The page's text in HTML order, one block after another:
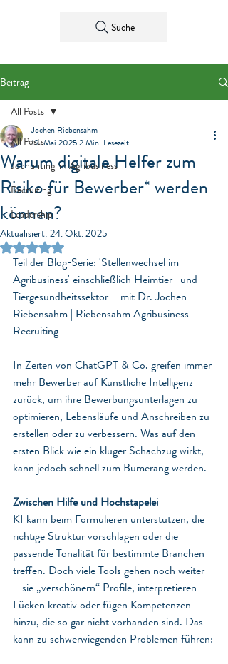
Suche
Beitrag
All Posts
Jobhunting im Agribusiness
Recruiting
Leadership
All Posts
Warum digitale Helfer zum
Risiko für Bewerber* werden
können?
Jochen Riebensahm
19. Mai 20252 Min. Lesezeit
Aktualisiert: 24. Okt. 2025
Mit NaN von 5 Sternen bewertet.
Teil der Blog-Serie: 'Stellenwechsel im
Agribusiness' einschließlich Heimtier- und
Tiergesundheitssektor – mit Dr. Jochen
Riebensahm | Riebensahm Agribusiness
Recruiting
In Zeiten von ChatGPT & Co. greifen immer
mehr Bewerber auf Künstliche Intelligenz
zurück, um ihre Bewerbungsunterlagen zu
optimieren, Lebensläufe und Anschreiben zu
erstellen oder zu verbessern. Was auf den
ersten Blick wie ein kluger Schachzug wirkt,
kann jedoch schnell zum Bumerang werden.
Zwischen Hilfe und Hochstapelei
KI kann beim Formulieren unterstützen, die
richtige Struktur vorschlagen oder die
passende Tonalität für bestimmte Branchen
treffen. Doch viele Tools gehen noch weiter
– sie „verschönern“ Profile, interpretieren
Lücken kreativ oder fügen Kompetenzen
hinzu, die so gar nicht vorhanden sind. Das
kann zu schwerwiegenden Problemen führen: